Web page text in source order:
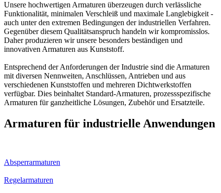
Unsere hochwertigen Armaturen überzeugen durch verlässliche
Funktionalität, minimalen Verschleiß und maximale Langlebigkeit -
auch unter den extremen Bedingungen der industriellen Verfahren.
Gegenüber diesem Qualitätsanspruch handeln wir kompromisslos.
Daher produzieren wir unsere besonders beständigen und
innovativen Armaturen aus Kunststoff.
Entsprechend der Anforderungen der Industrie sind die Armaturen
mit diversen Nennweiten, Anschlüssen, Antrieben und aus
verschiedenen Kunststoffen und mehreren Dichtwerkstoffen
verfügbar. Dies beinhaltet Standard-Armaturen, prozessspezifische
Armaturen für ganzheitliche Lösungen, Zubehör und Ersatzteile.
Armaturen für industrielle Anwendungen
Absperrarmaturen
Regelarmaturen